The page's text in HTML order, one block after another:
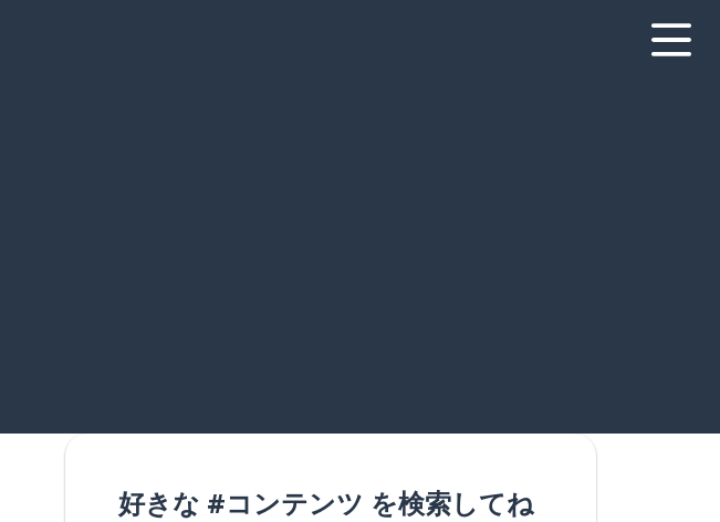
好きな #コンテンツ を検索してね